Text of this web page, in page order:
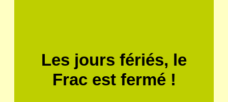
Les jours fériés, le
Frac est fermé !